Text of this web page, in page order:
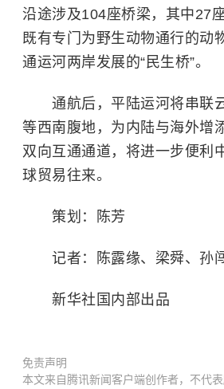
沿途涉及104座桥梁，其中27
既有专门为野生动物通行的动
通运河两岸发展的“民生桥”。
通航后，平陆运河将串联
等西南腹地，为内陆与海外增
双向互通通道，将进一步便利
球贸易往来。
策划：陈芳
记者：陈露缘、梁舜、孙
新华社国内部出品
免责声明
本文来自腾讯新闻客户端创作者，不代